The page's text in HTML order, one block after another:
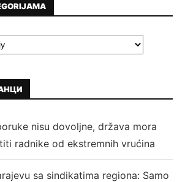
nisu dovoljne, država mora
radnike od ekstremnih vrućina
sa sindikatima regiona: Samo